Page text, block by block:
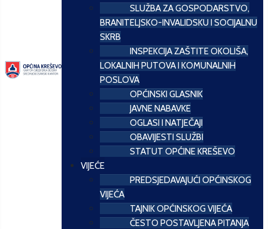
SLUŽBA ZA GOSPODARSTVO,
BRANITELJSKO-INVALIDSKU I SOCIJALNU
SKRB
INSPEKCIJA ZAŠTITE OKOLIŠA,
LOKALNIH PUTOVA I KOMUNALNIH
POSLOVA
OPĆINSKI GLASNIK
JAVNE NABAVKE
OGLASI I NATJEČAJI
OBAVIJESTI SLUŽBI
STATUT OPĆINE KREŠEVO
VIJEĆE
PREDSJEDAVAJUĆI OPĆINSKOG
VIJEĆA
TAJNIK OPĆINSKOG VIJEĆA
ČESTO POSTAVLJENA PITANJA